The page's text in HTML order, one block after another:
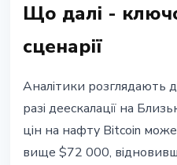
Що далі -
сценарії
Аналітики розглядають
разі деескалації на
цін на нафту Bitcoin
вище $72 000, відновивши